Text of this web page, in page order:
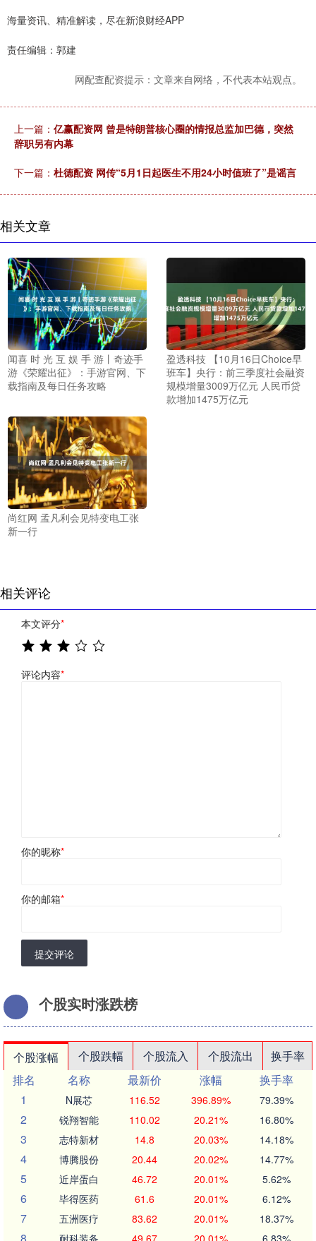
海量资讯、精准解读，尽在新浪财经APP
责任编辑：郭建
网配查配资提示：文章来自网络，不代表本站观点。
上一篇： 亿赢配资网 曾是特朗普核心圈的情报总监加巴德，突然
辞职另有内幕
下一篇： 杜德配资 网传“5月1日起医生不用24小时值班了”是谣言
相关文章
闻喜 时 光 互 娱 手 游丨奇迹手
游《荣耀出征》：手游官网、下
载指南及每日任务攻略
盈透科技 【10月16日Choice早
班车】央行：前三季度社会融资
规模增量3009万亿元 人民币贷
款增加1475万亿元
尚红网 孟凡利会见特变电工张
新一行
相关评论
本文评分*
评论内容*
你的昵称*
你的邮箱*
提交评论
个股实时涨跌榜
个股涨幅 个股跌幅 个股流入 个股流出
换手率
排名
名称 最新价 涨幅
换手率
1
N展芯 116.52 396.89% 79.39%
2 锐翔智能 110.02 20.21% 16.80%
3 志特新材 14.8 20.03% 14.18%
4 博腾股份 20.44 20.02% 14.77%
5 近岸蛋白 46.72 20.01% 5.62%
6 毕得医药 61.6 20.01% 6.12%
7 五洲医疗 83.62 20.01% 18.37%